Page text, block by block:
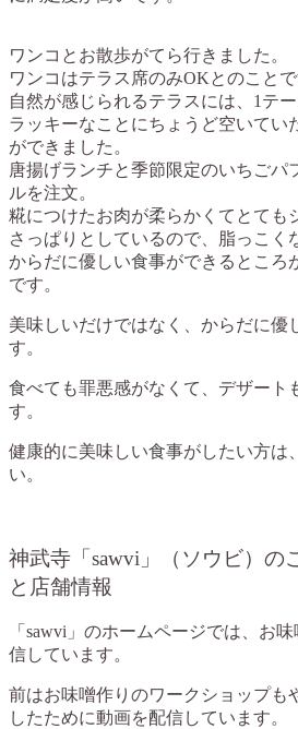
ワンコとお散歩がてら行きました。
ワンコはテラス席のみOKとのことで
自然が感じられるテラスには、1テ
ラッキーなことにちょうど空いてい
ができました。
唐揚げランチと季節限定のいちごパ
ルを注文。
糀につけたお肉が柔らかくてとても
さっぱりとしているので、脂っこく
からだに優しい食事ができるところ
です。
美味しいだけではなく、からだに優
す。
食べても罪悪感がなくて、デザート
す。
健康的に美味しい食事がしたい方は
い。
神武寺「sawvi」（ソウビ）の
と店舗情報
「sawvi」のホームページでは、お
信しています。
前はお味噌作りのワークショップも
したために動画を配信しています。